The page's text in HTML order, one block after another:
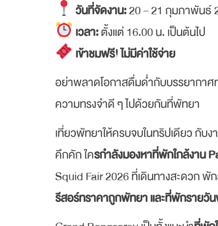
วันที่จัดงาน:20 – 21 กุมภาพันธ์
เวลา:ตั้งแต่ 16.00 น. เป็นต้นไป
เข้าชมฟรี! ไม่มีค่าใช้จ่าย
อย่าพลาดโอกาสดื่มด่ำกับบรรยากาศ
ความทรงจำดี ๆ ไปด้วยกันที่พัทยา
เที่ยวพัทยาให้ครบจบในทริปเดียว กับ
คึกคัก ใครกำลังมองหาที่พักใกล้งาน
Squid Fair 2026 ที่เดินทางสะดวก พั
รีสอร์ทราคาถูกพัทยา และที่พักรายวั